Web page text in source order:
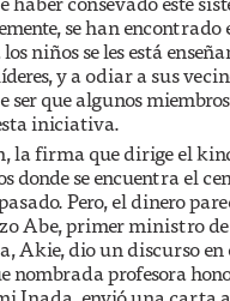
se han encontrado
niños se les está
y a odiar a sus
ser que algunos
iniciativa.
la firma que dirige el
donde se encuentra el
Pero, el dinero
Abe, primer ministro de
Akie, dio un discurso en
nombrada profesora